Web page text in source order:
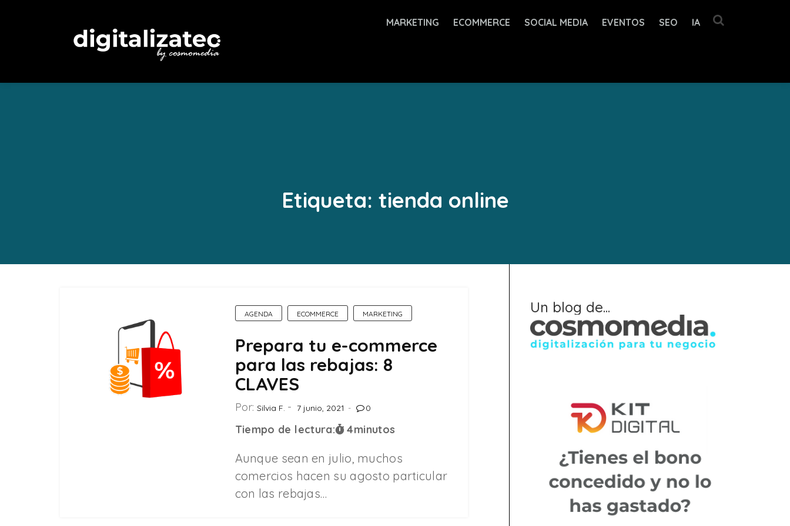
MARKETING ECOMMERCE SOCIAL MEDIA EVENTOS SEO IA
Etiqueta: tienda online
AGENDA ECOMMERCE MARKETING
Prepara tu e-commerce
para las rebajas: 8
CLAVES
Por: Silvia F. 7 junio, 2021 0
Tiempo de lectura: 4minutos
Aunque sean en julio, muchos
comercios hacen su agosto particular
con las rebajas…
Un blog de...